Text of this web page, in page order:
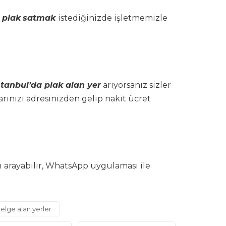
plak satmak istediğinizde işletmemizle
plak alan yerarıyorsanız sizler
adresinizden gelip nakit ücret
WhatsApp uygulaması ile
alan yerler